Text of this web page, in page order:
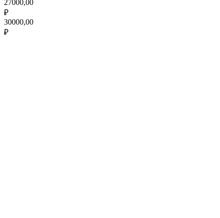
27000,00
₽
30000,00
₽